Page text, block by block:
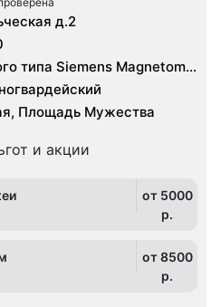
д.2
типа Siemens Magnetom
Площадь Мужества
и акции
от 5000
p.
от 8500
p.